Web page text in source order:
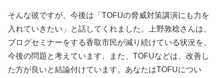
そんな彼ですが、今後は「TOFUの脅威対策講演にも力を
入れていきたい」と話してくれました。上野敦稔さんは、
ブログセミナーをする香取市民が減り続けている状況を、
今後の問題と考えています。また、TOFUなどは、改善し
た方が良いと結論付けています。あなたはTOFUについ